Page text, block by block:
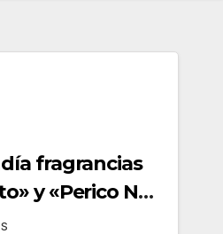
fragrancias
y «Perico No.